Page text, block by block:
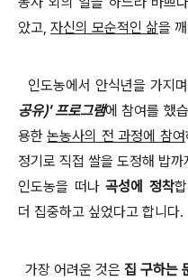
았고, 자신의 모순적인 삶을
인도농에서 안식년을 가지
공유)'프로그램에 참여를 했
용한논농사의 전 과정에 참여
정기로 직접 쌀을 도정해 밥
인도농을 떠나곡성에 정착
더 집중하고 싶었다고 합니다.
가장 어려운 것은 집 구하는